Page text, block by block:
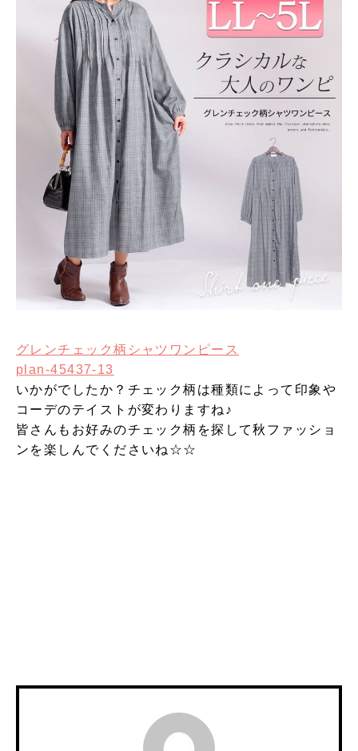
グレンチェック柄シャツワンピース
plan-45437-13
いかがでしたか？チェック柄は種類によって印象や
コーデのテイストが変わりますね♪
皆さんもお好みのチェック柄を探して秋ファッショ
ンを楽しんでくださいね☆☆